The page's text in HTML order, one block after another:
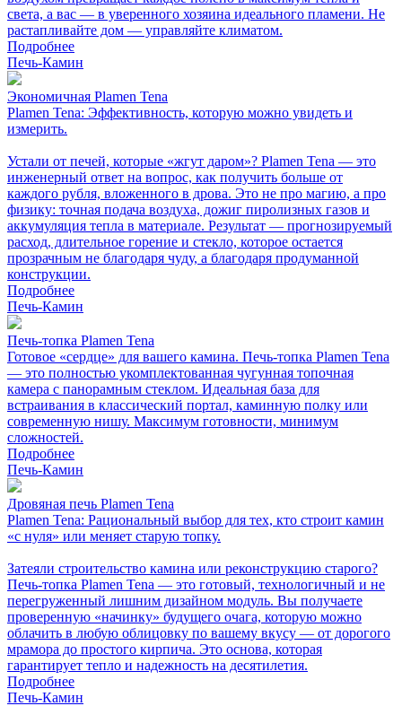
света, а вас — в уверенного хозяина идеального пламени. Не
растапливайте дом — управляйте климатом.
Подробнее
Печь-Камин
Экономичная Plamen Tena
Plamen Tena: Эффективность, которую можно увидеть и
измерить.
Устали от печей, которые «жгут даром»? Plamen Tena — это
инженерный ответ на вопрос, как получить больше от
каждого рубля, вложенного в дрова. Это не про магию, а про
физику: точная подача воздуха, дожиг пиролизных газов и
аккумуляция тепла в материале. Результат — прогнозируемый
расход, длительное горение и стекло, которое остается
прозрачным не благодаря чуду, а благодаря продуманной
конструкции.
Подробнее
Печь-Камин
Печь-топка Plamen Tena
Готовое «сердце» для вашего камина. Печь-топка Plamen Tena
— это полностью укомплектованная чугунная топочная
камера с панорамным стеклом. Идеальная база для
встраивания в классический портал, каминную полку или
современную нишу. Максимум готовности, минимум
сложностей.
Подробнее
Печь-Камин
Дровяная печь Plamen Tena
Plamen Tena: Рациональный выбор для тех, кто строит камин
«с нуля» или меняет старую топку.
Затеяли строительство камина или реконструкцию старого?
Печь-топка Plamen Tena — это готовый, технологичный и не
перегруженный лишним дизайном модуль. Вы получаете
проверенную «начинку» будущего очага, которую можно
облачить в любую облицовку по вашему вкусу — от дорогого
мрамора до простого кирпича. Это основа, которая
гарантирует тепло и надежность на десятилетия.
Подробнее
Печь-Камин